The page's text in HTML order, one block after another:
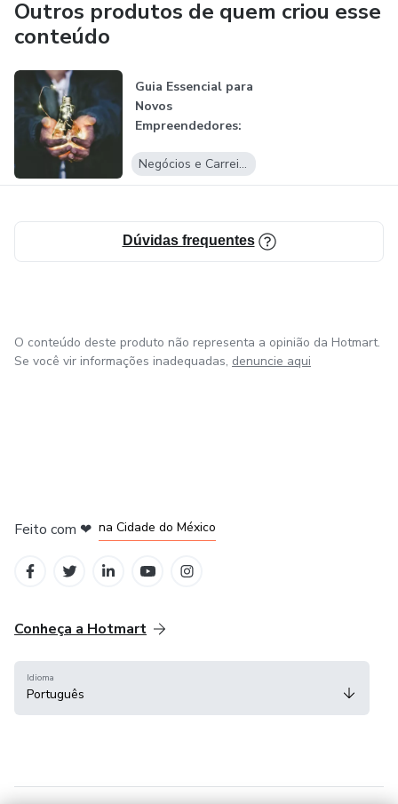
Outros produtos de quem criou esse
conteúdo
Guia Essencial para
Novos
Empreendedores:
Negócios e Carreira
Dúvidas frequentes
O conteúdo deste produto não representa a opinião da Hotmart.
Se você vir informações inadequadas, denuncie aqui
Feito com ❤ na Cidade do México
Conheça a Hotmart
Idioma
Português